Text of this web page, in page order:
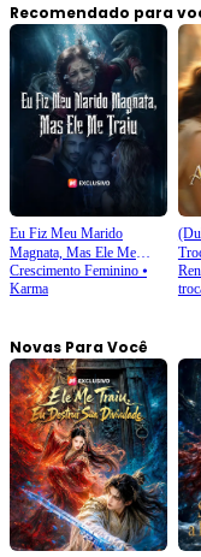
Recomendado para
Eu Fiz Meu Marido
Magnata, Mas Ele Me
Traiu
Crescimento Feminino ⦁
Karma
Novas Para Você